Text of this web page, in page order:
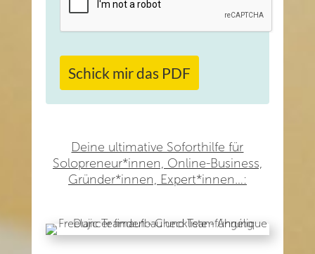
Schick mir das PDF
Deine ultimative Soforthilfe für
Solopreneur*innen, Online-Business,
Gründer*innen, Expert*innen…: